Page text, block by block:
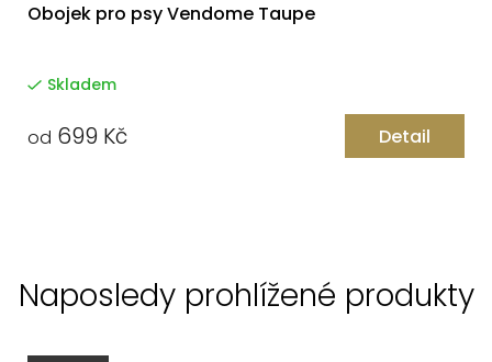
Obojek pro psy Vendome Taupe
Skladem
od 699 Kč Detail
Naposledy prohlížené produkty